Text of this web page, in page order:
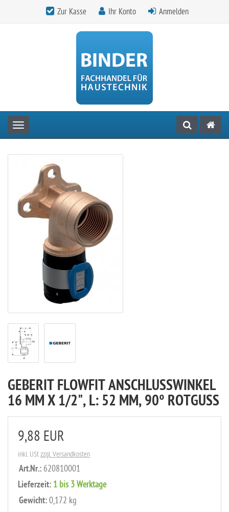
Zur Kasse Ihr Konto Anmelden
Toggle navigation
GEBERIT FLOWFIT ANSCHLUSSWINKEL
16 MM X 1/2", L: 52 MM, 90° ROTGUSS
9,88 EUR
inkl. UStzzgl. Versandkosten
Art.Nr.: 620810001
Lieferzeit: 1 bis 3 Werktage
Gewicht: 0,172 kg